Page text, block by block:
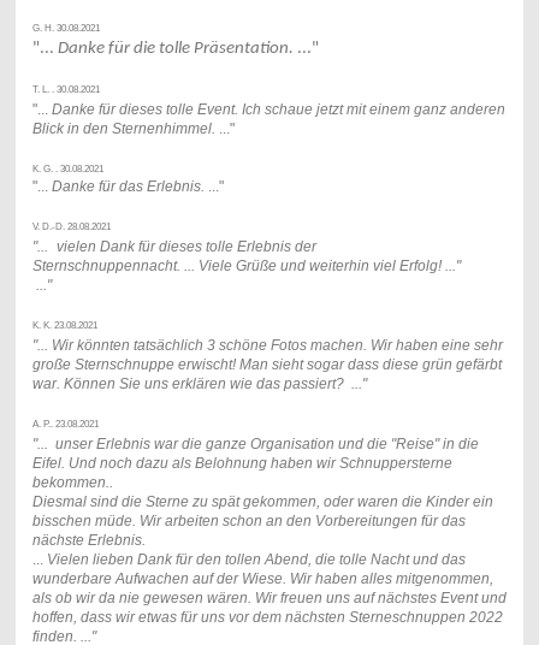
G. H. 30.08.2021
"... Danke für die tolle Präsentation. ..."
T. L. . 30.08.2021
"... Danke für dieses tolle Event. Ich schaue jetzt mit einem ganz anderen
Blick in den Sternenhimmel.
..."
K. G. . 30.08.2021
"... Danke für das Erlebnis. ..."
V. D.-D. 28.08.2021
"...
vielen Dank für dieses tolle Erlebnis der
Sternschnuppennacht.
Viele Grüße und weiterhin viel Erfolg! ..."
..."
K. K. 23.08.2021
"... Wir könnten tatsächlich 3 schöne Fotos machen. Wir haben eine sehr
große Sternschnuppe erwischt! Man sieht sogar dass diese grün gefärbt
war. Können Sie uns erklären wie das passiert?
..."
A. P.. 23.08.2021
"... unser Erlebnis war die ganze Organisation und die "Reise" in die
Eifel. Und noch dazu als Belohnung haben wir Schnuppersterne
bekommen..
Diesmal sind die Sterne zu spät gekommen, oder waren die Kinder ein
bisschen müde. Wir arbeiten schon an den Vorbereitungen für das
nächste Erlebnis.
Vielen lieben Dank für den tollen Abend, die tolle Nacht und das
wunderbare Aufwachen auf der Wiese. Wir haben alles mitgenommen,
als ob wir da nie gewesen wären. Wir freuen uns auf nächstes Event und
hoffen, dass wir etwas für uns vor dem nächsten Sterneschnuppen 2022
finden.
..."